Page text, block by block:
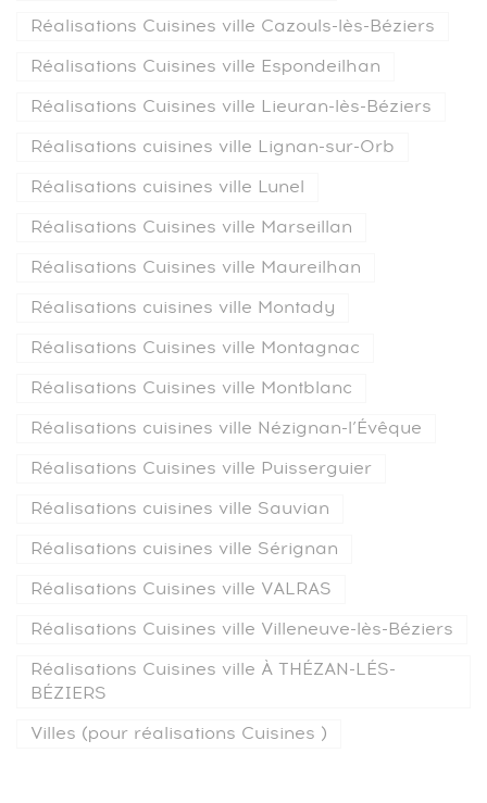
Réalisations Cuisines ville Cazouls-lès-Béziers
Réalisations Cuisines ville Espondeilhan
Réalisations Cuisines ville Lieuran-lès-Béziers
Réalisations cuisines ville Lignan-sur-Orb
Réalisations cuisines ville Lunel
Réalisations Cuisines ville Marseillan
Réalisations Cuisines ville Maureilhan
Réalisations cuisines ville Montady
Réalisations Cuisines ville Montagnac
Réalisations Cuisines ville Montblanc
Réalisations cuisines ville Nézignan-l’Évêque
Réalisations Cuisines ville Puisserguier
Réalisations cuisines ville Sauvian
Réalisations cuisines ville Sérignan
Réalisations Cuisines ville VALRAS
Réalisations Cuisines ville Villeneuve-lès-Béziers
Réalisations Cuisines ville À THÉZAN-LÉS-
BÉZIERS
Villes (pour réalisations Cuisines )